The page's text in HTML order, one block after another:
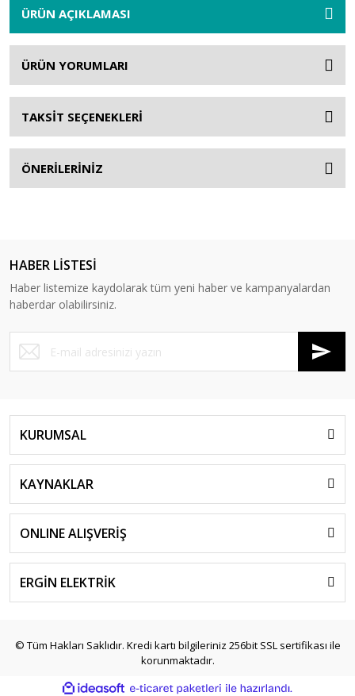
ÜRÜN AÇIKLAMASI
ÜRÜN YORUMLARI
TAKSİT SEÇENEKLERİ
ÖNERİLERİNİZ
HABER LİSTESİ
Haber listemize kaydolarak tüm yeni haber ve kampanyalardan
haberdar olabilirsiniz.
KURUMSAL
KAYNAKLAR
ONLINE ALIŞVERİŞ
ERGİN ELEKTRİK
© Tüm Hakları Saklıdır. Kredi kartı bilgileriniz 256bit SSL sertifikası ile
korunmaktadır.
ideasoft e-